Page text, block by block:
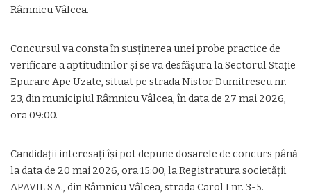
Râmnicu Vâlcea.
Concursul va consta în susținerea unei probe practice de
verificare a aptitudinilor și se va desfășura la Sectorul Stație
Epurare Ape Uzate, situat pe strada Nistor Dumitrescu nr.
23, din municipiul Râmnicu Vâlcea, în data de 27 mai 2026,
ora 09:00.
Candidații interesați își pot depune dosarele de concurs până
la data de 20 mai 2026, ora 15:00, la Registratura societății
APAVIL S.A., din Râmnicu Vâlcea, strada Carol I nr. 3-5.